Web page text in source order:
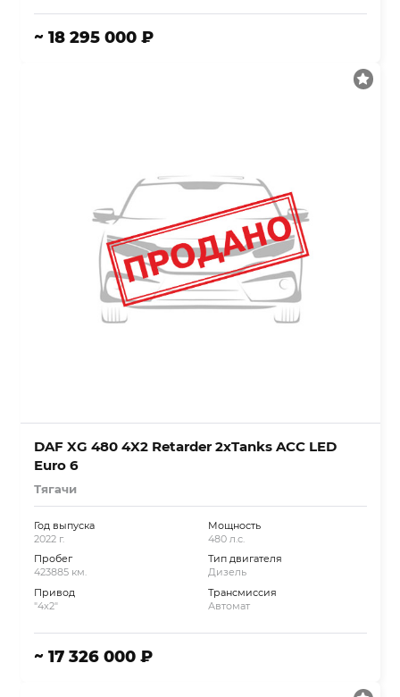
~ 18 295 000 ₽
DAF XG 480 4X2 Retarder 2xTanks ACC LED
Euro 6
Тягачи
Год выпуска
2022 г.
Пробег
423885 км.
Привод
"4x2"
Мощность
480 л.с.
Тип двигателя
Дизель
Трансмиссия
Автомат
~ 17 326 000 ₽